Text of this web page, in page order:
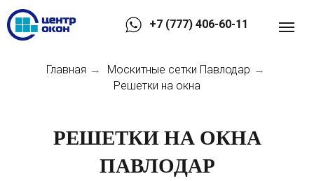
+7 (777) 406-60-11
Главная → Москитные сетки Павлодар →
Решетки на окна
РЕШЕТКИ НА ОКНА
ПАВЛОДАР